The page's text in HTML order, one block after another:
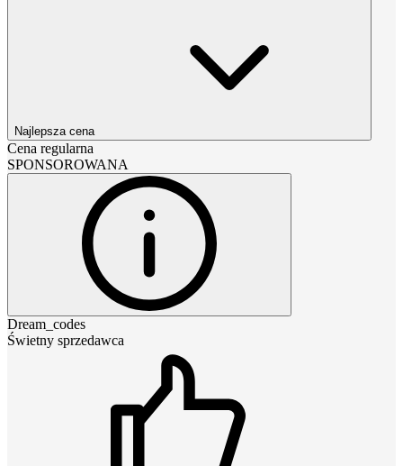
Najlepsza cena
Cena regularna
SPONSOROWANA
Dream_codes
Świetny sprzedawca